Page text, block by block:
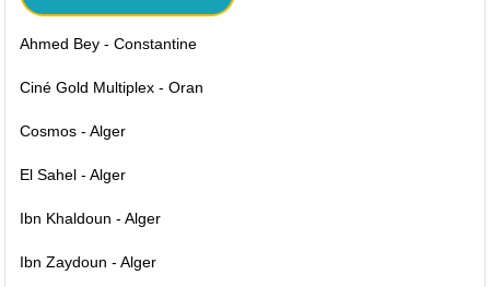
Ahmed Bey - Constantine
Ciné Gold Multiplex - Oran
Cosmos - Alger
El Sahel - Alger
Ibn Khaldoun - Alger
Ibn Zaydoun - Alger